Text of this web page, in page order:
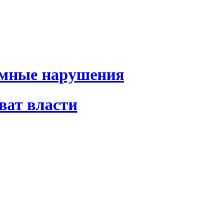
нарушения
власти